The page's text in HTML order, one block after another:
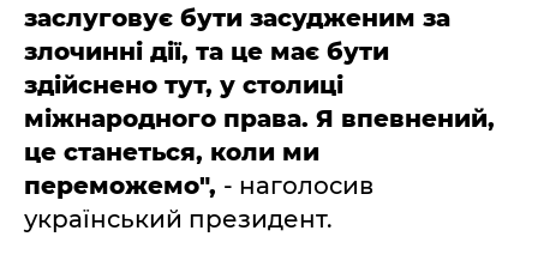
заслуговує бути засудженим за
злочинні дії, та це має бути
здійснено тут, у столиці
міжнародного права. Я впевнений,
це станеться, коли ми
переможемо", - наголосив
український президент.